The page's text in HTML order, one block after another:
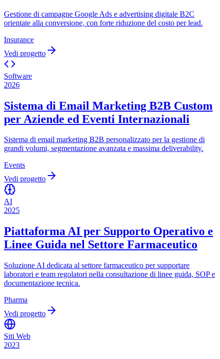
Gestione di campagne Google Ads e advertising digitale B2C
orientate alla conversione, con forte riduzione del costo per lead.
Insurance
Vedi progetto
Software
2026
Sistema di Email Marketing B2B Custom
per Aziende ed Eventi Internazionali
Sistema di email marketing B2B personalizzato per la gestione di
grandi volumi, segmentazione avanzata e massima deliverability.
Events
Vedi progetto
AI
2025
Piattaforma AI per Supporto Operativo e
Linee Guida nel Settore Farmaceutico
Soluzione AI dedicata al settore farmaceutico per supportare
laboratori e team regolatori nella consultazione di linee guida, SOP e
documentazione tecnica.
Pharma
Vedi progetto
Siti Web
2023